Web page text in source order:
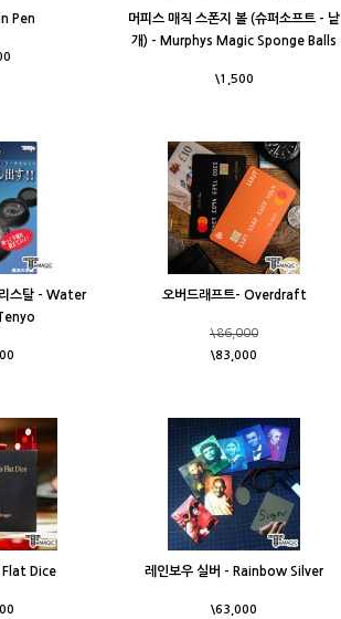
Pen
머피스 매직 스폰지 볼 (슈퍼소프트 - 낱
개) - Murphys Magic Sponge Balls
\1,500
스탈 - Water
오버드래프트- Overdraft
\86,000
\83,000
Flat Dice 레인보우 실버 - Rainbow Silver
\63,000